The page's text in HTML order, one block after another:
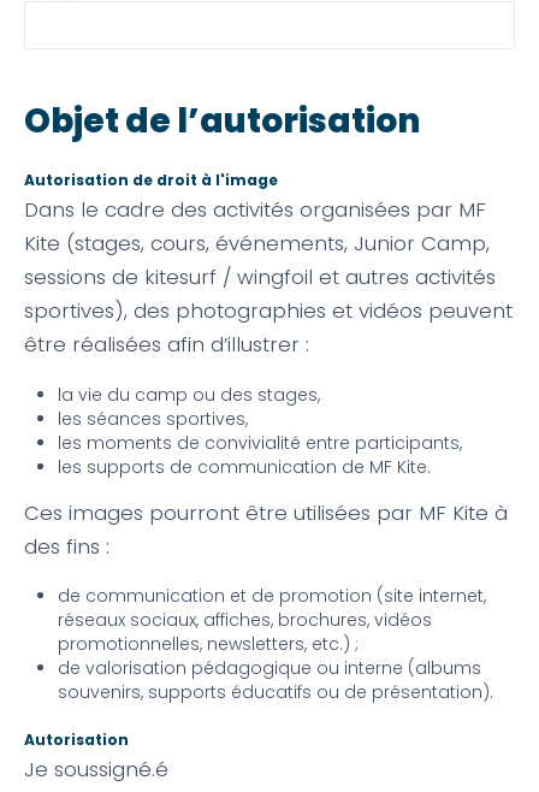
Objet de l’autorisation
Autorisation de droit à l'image
Dans le cadre des activités organisées par MF
Kite (stages, cours, événements, Junior Camp,
sessions de kitesurf / wingfoil et autres activités
sportives), des photographies et vidéos peuvent
être réalisées afin d’illustrer :
la vie du camp ou des stages,
les séances sportives,
les moments de convivialité entre participants,
les supports de communication de MF Kite.
Ces images pourront être utilisées par MF Kite à
des fins :
de communication et de promotion (site internet,
réseaux sociaux, affiches, brochures, vidéos
promotionnelles, newsletters, etc.) ;
de valorisation pédagogique ou interne (albums
souvenirs, supports éducatifs ou de présentation).
Autorisation
Je soussigné.é